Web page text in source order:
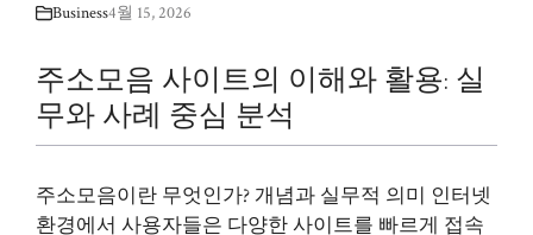
Business4월 15, 2026
주소모음 사이트의 이해와 활용: 실
무와 사례 중심 분석
주소모음이란 무엇인가? 개념과 실무적 의미 인터넷
환경에서 사용자들은 다양한 사이트를 빠르게 접속